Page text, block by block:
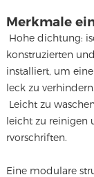
Merkmale
Hohe dichtung:
konstruzierten
installiert, um
leck zu verhindern.
Leicht zu
leicht zu reinigen
rvorschriften.
Eine modulare